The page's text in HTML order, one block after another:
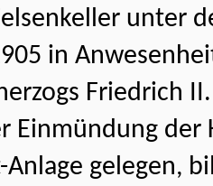
unter
in
Friedrich
Einmündung der
Anlage gelegen,